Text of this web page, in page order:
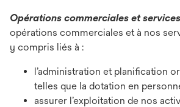
Opérations commerciales et
opérations commerciales et à nos
y compris liés à :
l’administration et planification
telles que la dotation en
assurer l’exploitation de nos